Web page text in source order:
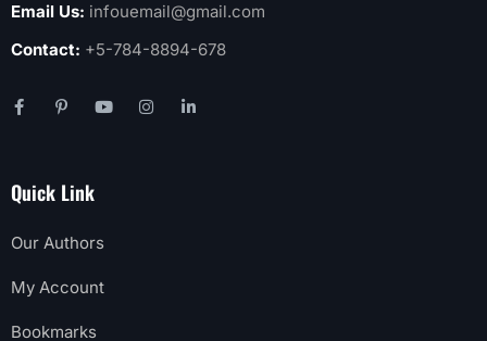
Email Us: infouemail@gmail.com
Contact: +5-784-8894-678
Quick Link
Our Authors
My Account
Bookmarks